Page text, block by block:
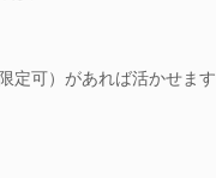
定可）があれば活かせます